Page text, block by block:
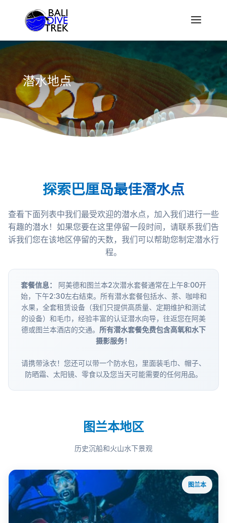
潜水地点
探索巴厘岛最佳潜水点
查看下面列表中我们最受欢迎的潜水点，加入我们进行一些
有趣的潜水！如果您要在这里停留一段时间，请联系我们告
诉我们您在该地区停留的天数，我们可以帮助您制定潜水行
程。
套餐信息：
阿美德和图兰本2次潜水套餐通常在上午8:00开
始，下午2:30左右结束。所有潜水套餐包括水、茶、咖啡和
水果，全套租赁设备（我们只提供高质量、定期维护和测试
的设备）和毛巾，经验丰富的认证潜水向导，往返您在阿美
德或图兰本酒店的交通。 所有潜水套餐免费包含高氧和水下
摄影服务！
请携带泳衣！您还可以带一个防水包，里面装毛巾、帽子、
防晒霜、太阳镜、零食以及您当天可能需要的任何用品。
图兰本地区
历史沉船和火山水下景观
ℹ️
图兰本